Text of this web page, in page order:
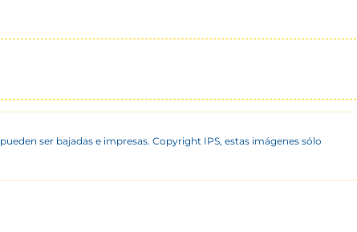
ser bajadas e impresas. Copyright IPS, estas imágenes sólo